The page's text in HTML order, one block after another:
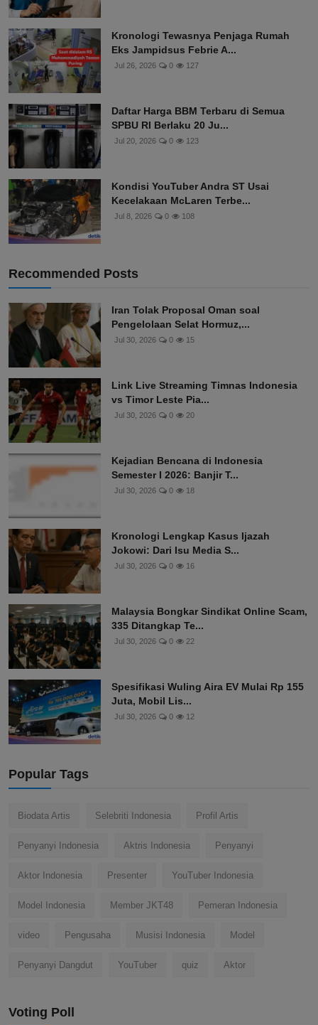
Kronologi Tewasnya Penjaga Rumah
Eks Jampidsus Febrie A...
Jul 26, 2026 0 127
Daftar Harga BBM Terbaru di Semua
SPBU RI Berlaku 20 Ju...
Jul 20, 2026 0 123
Kondisi YouTuber Andra ST Usai
Kecelakaan McLaren Terbe...
Jul 8, 2026 0 108
Recommended Posts
Iran Tolak Proposal Oman soal
Pengelolaan Selat Hormuz,...
Jul 30, 2026 0 15
Link Live Streaming Timnas Indonesia
vs Timor Leste Pia...
Jul 30, 2026 0 20
Kejadian Bencana di Indonesia
Semester I 2026: Banjir T...
Jul 30, 2026 0 18
Kronologi Lengkap Kasus Ijazah
Jokowi: Dari Isu Media S...
Jul 30, 2026 0 16
Malaysia Bongkar Sindikat Online Scam,
335 Ditangkap Te...
Jul 30, 2026 0 22
Spesifikasi Wuling Aira EV Mulai Rp 155
Juta, Mobil Lis...
Jul 30, 2026 0 12
Popular Tags
Biodata Artis Selebriti Indonesia Profil Artis
Penyanyi Indonesia Aktris Indonesia Penyanyi
Aktor Indonesia Presenter YouTuber Indonesia
Model Indonesia Member JKT48 Pemeran Indonesia
video Pengusaha Musisi Indonesia Model
Penyanyi Dangdut YouTuber quiz Aktor
Voting Poll